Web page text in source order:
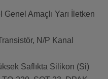
Genel Amaçlı Yarı İletken
N/P Kanal
Saflıkta Silikon (Si)